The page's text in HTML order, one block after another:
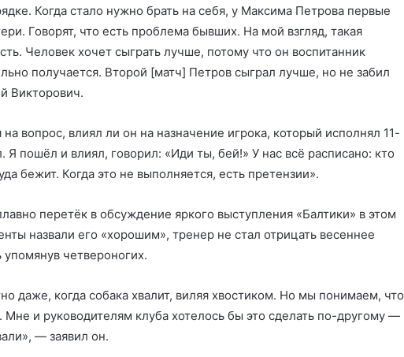
Когда стало нужно брать на себя, у Максима Петрова первые
Говорят, что есть проблема бывших. На мой взгляд, такая
Человек хочет сыграть лучше, потому что он воспитанник
получается. Второй [матч] Петров сыграл лучше, но не забил
Викторович.
вопрос, влиял ли он на назначение игрока, который исполнял 11-
Я пошёл и влиял, говорил: «Иди ты, бей!» У нас всё расписано: кто
бежит. Когда это не выполняется, есть претензии».
перетёк в обсуждение яркого выступления «Балтики» в этом
назвали его «хорошим», тренер не стал отрицать весеннее
упомянув четвероногих.
даже, когда собака хвалит, виляя хвостиком. Но мы понимаем, что
и руководителям клуба хотелось бы это сделать по-другому —
— заявил он.